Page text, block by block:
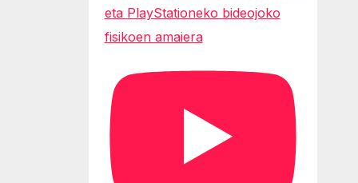
eta PlayStationeko bideojoko
fisikoen amaiera